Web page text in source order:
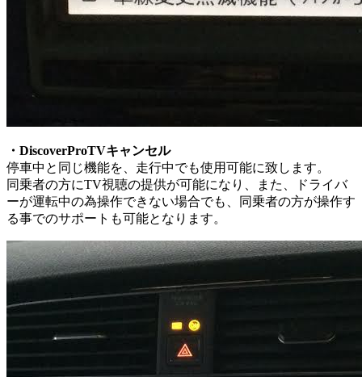
・DiscoverProTVキャンセル
停車中と同じ機能を、走行中でも使用可能に致します。
同乗者の方にTV視聴の提供が可能になり、また、ドライバ
ーが運転中の為操作できない場合でも、同乗者の方が操作す
る事でのサポートも可能となります。